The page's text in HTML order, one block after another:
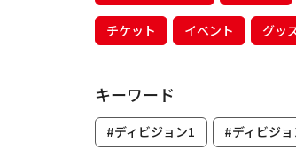
チケット イベント グッ
キーワード
#ディビジョン1 #ディビジ